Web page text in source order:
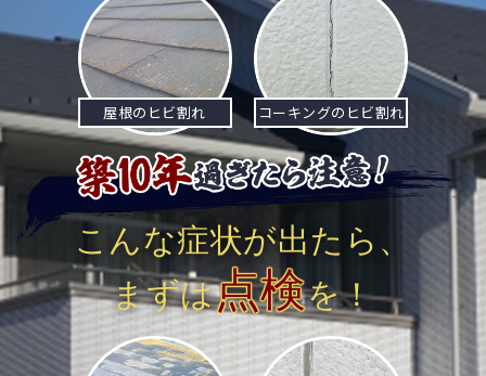
屋根のヒビ割れ コーキングのヒビ割れ
こんな症状が出たら、
まずは点検を！